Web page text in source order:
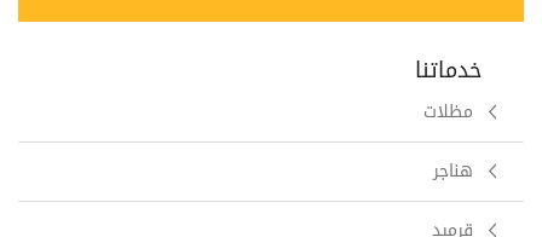
خدماتنا
مظلات
هناجر
قرميد